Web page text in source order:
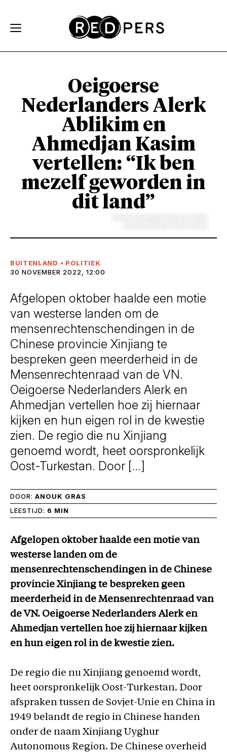
Oeigoerse
Nederlanders Alerk
Ablikim en
Ahmedjan Kasim
vertellen: “Ik ben
mezelf geworden in
dit land”
BUITENLAND • POLITIEK
30 NOVEMBER 2022, 12:00
Afgelopen oktober haalde een motie
van westerse landen om de
mensenrechtenschendingen in de
Chinese provincie Xinjiang te
bespreken geen meerderheid in de
Mensenrechtenraad van de VN.
Oeigoerse Nederlanders Alerk en
Ahmedjan vertellen hoe zij hiernaar
kijken en hun eigen rol in de kwestie
zien. De regio die nu Xinjiang
genoemd wordt, heet oorspronkelijk
Oost-Turkestan. Door […]
DOOR: ANOUK GRAS
LEESTIJD: 6 MIN
Afgelopen oktober haalde een motie van
westerse landen om de
mensenrechtenschendingen in de Chinese
provincie Xinjiang te bespreken geen
meerderheid in de Mensenrechtenraad van
de VN. Oeigoerse Nederlanders Alerk en
Ahmedjan vertellen hoe zij hiernaar kijken
en hun eigen rol in de kwestie zien.
De regio die nu Xinjiang genoemd wordt,
heet oorspronkelijk Oost-Turkestan. Door
afspraken tussen de Sovjet-Unie en China in
1949 belandt de regio in Chinese handen
onder de naam Xinjiang Uyghur
Autonomous Region. De Chinese overheid